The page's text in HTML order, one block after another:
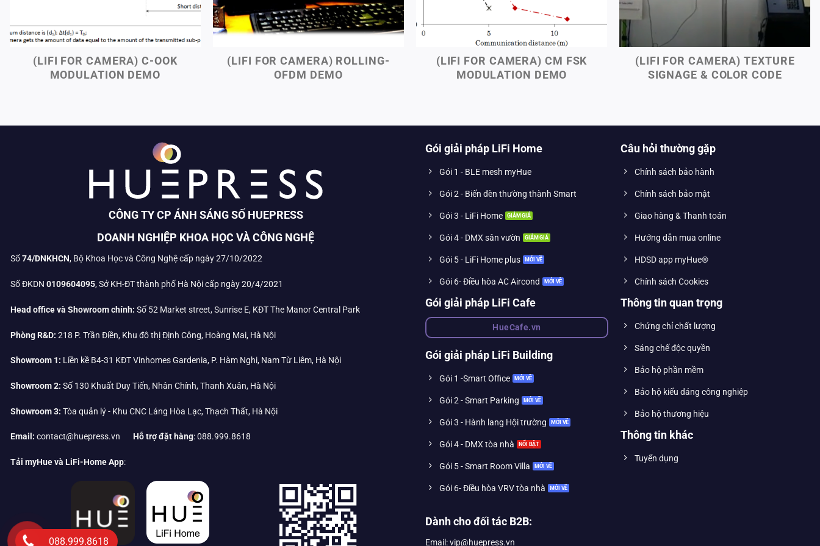
(LIFI FOR CAMERA) C-OOK
MODULATION DEMO
(LIFI FOR CAMERA) ROLLING-
OFDM DEMO
(LIFI FOR CAMERA) CM FSK
MODULATION DEMO
(LIFI FOR CAMERA) TEXTURE
SIGNAGE & COLOR CODE
CÔNG TY CP ÁNH SÁNG SỐ HUEPRESS
DOANH NGHIỆP KHOA HỌC VÀ CÔNG NGHỆ
Số74/DNKHCN, Bộ Khoa Học và Công Nghệ cấp ngày 27/10/2022
Số ĐKDN 0109604095, Sở KH-ĐT thành phố Hà Nội cấp ngày 20/4/2021
Head office và Showroom chính: Số 52 Market street, Sunrise E, KĐT The Manor Central Park
Phòng R&D: 218 P. Trần Điền, Khu đô thị Định Công, Hoàng Mai, Hà Nội
Showroom 1: Liền kề B4-31 KĐT Vinhomes Gardenia, P. Hàm Nghi, Nam Từ Liêm, Hà Nội
Showroom 2: Số 130 Khuất Duy Tiến, Nhân Chính, Thanh Xuân, Hà Nội
Showroom 3: Tòa quản lý - Khu CNC Láng Hòa Lạc, Thạch Thất, Hà Nội
Email: contact@huepress.vn Hỗ trợ đặt hàng: 088.999.8618
Tải myHue và LiFi-Home App:
Gói giải pháp LiFi Home
Gói 1 - BLE mesh myHue
Gói 2 - Biến đèn thường thành Smart
Gói 3 - LiFi Home
Gói 4 - DMX sân vườn
Gói 5 - LiFi Home plus
Gói 6- Điều hòa AC Aircond
Gói giải pháp LiFi Cafe
HueCafe.vn
Gói giải pháp LiFi Building
Gói 1 -Smart Office
Gói 2 - Smart Parking
Gói 3 - Hành lang Hội trường
Gói 4 - DMX tòa nhà
Gói 5 - Smart Room Villa
Gói 6- Điều hòa VRV tòa nhà
Câu hỏi thường gặp
Chính sách bảo hành
Chính sách bảo mật
Giao hàng & Thanh toán
Hướng dẫn mua online
HDSD app myHue®
Chính sách Cookies
Thông tin quan trọng
Chứng chỉ chất lượng
Sáng chế độc quyền
Bảo hộ phần mềm
Bảo hộ kiểu dáng công nghiệp
Bảo hộ thương hiệu
Thông tin khác
Tuyển dụng
Dành cho đối tác B2B:
Email: vip@huepress.vn
088.999.8618